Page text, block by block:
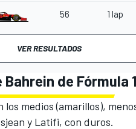
56 1 lap
VER RESULTADOS
de Fórmula
medios (amarillos),
y Latifi, con duros.